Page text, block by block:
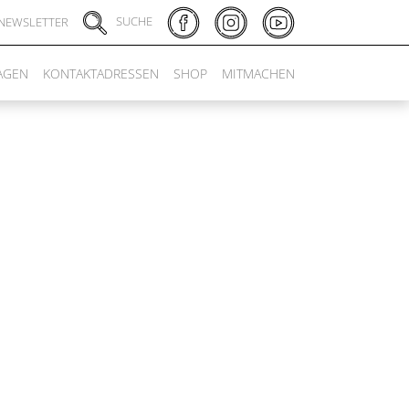
SUCHE
KONTAKTADRESSEN SHOP MITMACHEN